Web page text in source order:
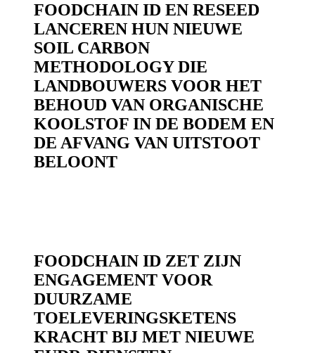
FOODCHAIN ID EN RESEED
LANCEREN HUN NIEUWE
SOIL CARBON
METHODOLOGY DIE
LANDBOUWERS VOOR HET
BEHOUD VAN ORGANISCHE
KOOLSTOF IN DE BODEM EN
DE AFVANG VAN UITSTOOT
BELOONT
FOODCHAIN ID ZET ZIJN
ENGAGEMENT VOOR
DUURZAME
TOELEVERINGSKETENS
KRACHT BIJ MET NIEUWE